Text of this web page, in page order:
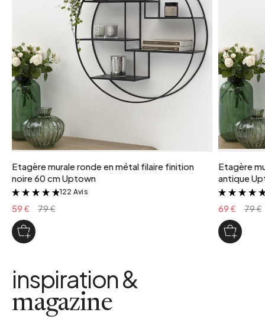
Etagère murale ronde en métal filaire finition
noire 60 cm Uptown
&
122 Avis
59 € 79 €
Etagère
antique
69 € 79 €
inspiration &
magazine